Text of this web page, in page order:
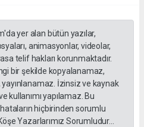
yer alan bütün yazılar,
animasyonlar, videolar,
telif hakları korunmaktadır.
bir şekilde kopyalanamaz,
İzinsiz ve kaynak
kullanımı yapılamaz. Bu
hiçbirinden sorumlu
Yazarlarımız Sorumludur...